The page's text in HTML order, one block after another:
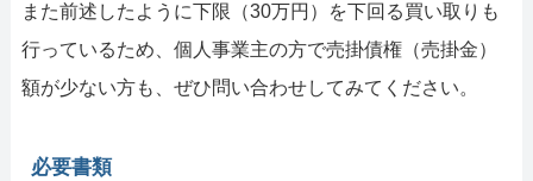
また前述したように下限（30万円）を下回る買い取りも
行っているため、個人事業主の方で売掛債権（売掛金）
額が少ない方も、ぜひ問い合わせしてみてください。
必要書類